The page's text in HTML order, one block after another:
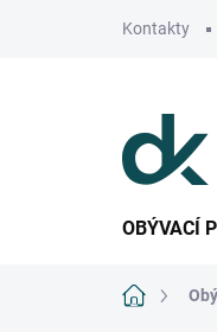
Kontakty
OBÝVACÍ
Domů